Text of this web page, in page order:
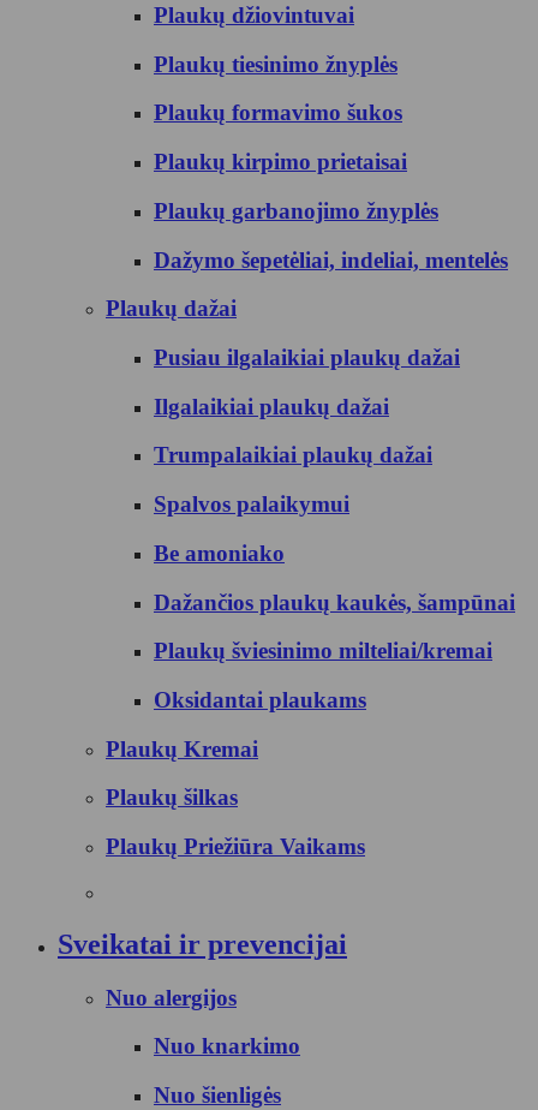
Plaukų džiovintuvai
Plaukų tiesinimo žnyplės
Plaukų formavimo šukos
Plaukų kirpimo prietaisai
Plaukų garbanojimo žnyplės
Dažymo šepetėliai, indeliai, mentelės
Plaukų dažai
Pusiau ilgalaikiai plaukų dažai
Ilgalaikiai plaukų dažai
Trumpalaikiai plaukų dažai
Spalvos palaikymui
Be amoniako
Dažančios plaukų kaukės, šampūnai
Plaukų šviesinimo milteliai/kremai
Oksidantai plaukams
Plaukų Kremai
Plaukų šilkas
Plaukų Priežiūra Vaikams
Sveikatai ir prevencijai
Nuo alergijos
Nuo knarkimo
Nuo šienligės